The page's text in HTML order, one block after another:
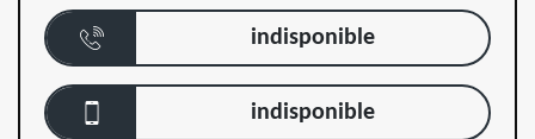
indisponible
indisponible